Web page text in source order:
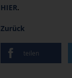
HIER.
Zurück
teilen